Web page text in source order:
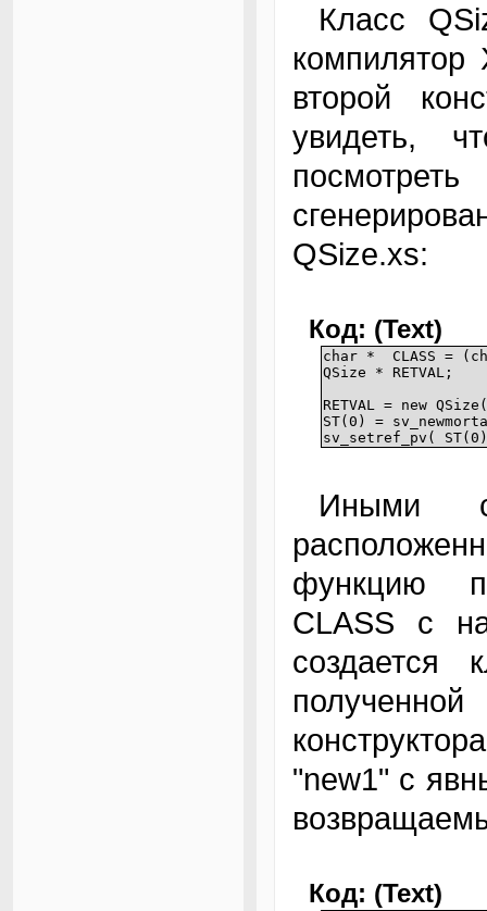
Класс QSize содержит два конструктора, а
компилятор
второй
увидеть,
QSize.xs:
Код: (Text)
char * CLASS =
QSize * RETVAL;
RETVAL = new
ST(0) =
sv_setref_pv(
Иными словами, благодаря "QSize::",
функцию
CLASS с
создается
"new1" с
Код: (Text)